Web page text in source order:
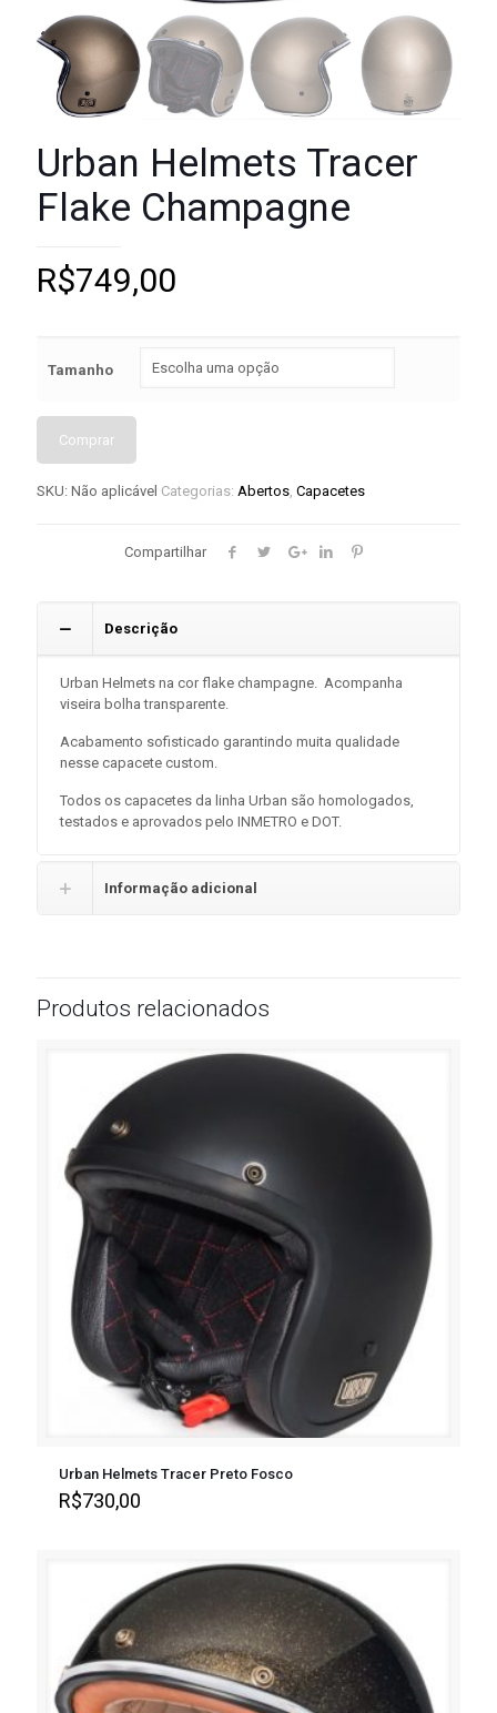
Urban Helmets Tracer
Flake Champagne
R$749,00
Tamanho
Comprar
SKU: Não aplicável Categorias: Abertos, Capacetes
Compartilhar
Descrição
Urban Helmets na cor flake champagne. Acompanha
viseira bolha transparente.
Acabamento sofisticado garantindo muita qualidade
nesse capacete custom.
Todos os capacetes da linha Urban são homologados,
testados e aprovados pelo INMETRO e DOT.
Informação adicional
Produtos relacionados
Urban Helmets Tracer Preto Fosco
R$730,00